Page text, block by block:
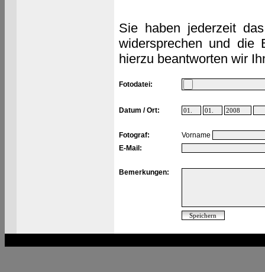
Sie haben jederzeit
widersprechen und die
hierzu beantworten wir
Fotodatei:
Datum / Ort:
Fotograf:
Vorname
E-Mail:
Bemerkungen: